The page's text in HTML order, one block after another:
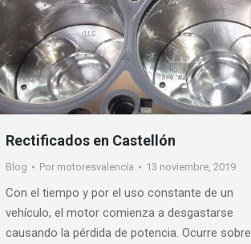
Rectificados en Castellón
Blog Por motoresvalencia 13 noviembre, 2019
Con el tiempo y por el uso constante de un
vehículo, el motor comienza a desgastarse
causando la pérdida de potencia. Ocurre sobre